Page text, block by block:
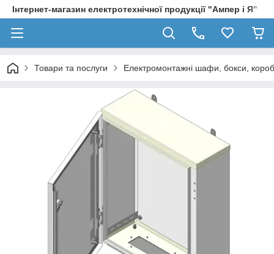
Інтернет-магазин електротехнічної продукції "Ампер і Я"
Товари та послуги Електромонтажні шафи, бокси,